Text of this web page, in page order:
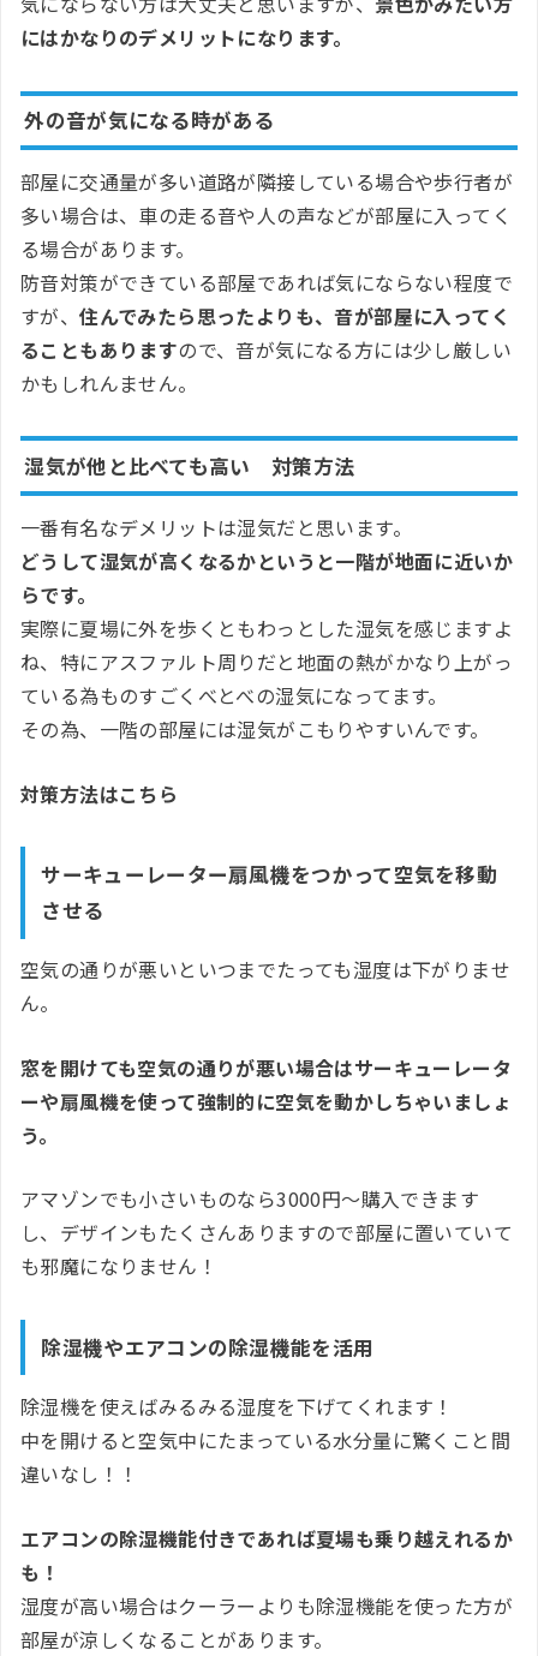
にはかなりのデメリットになります。
外の音が気になる時がある
部屋に交通量が多い道路が隣接している場合や歩行者が
多い場合は、車の走る音や人の声などが部屋に入ってく
る場合があります。
防音対策ができている部屋であれば気にならない程度で
すが、住んでみたら思ったよりも、音が部屋に入ってく
ることもありますので、音が気になる方には少し厳しい
かもしれんません。
湿気が他と比べても高い 対策方法
一番有名なデメリットは湿気だと思います。
どうして湿気が高くなるかというと一階が地面に近いか
らです。
実際に夏場に外を歩くともわっとした湿気を感じますよ
ね、特にアスファルト周りだと地面の熱がかなり上がっ
ている為ものすごくべとべの湿気になってます。
その為、一階の部屋には湿気がこもりやすいんです。
対策方法はこちら
サーキューレーター扇風機をつかって空気を移動
させる
空気の通りが悪いといつまでたっても湿度は下がりませ
ん。
窓を開けても空気の通りが悪い場合はサーキューレータ
ーや扇風機を使って強制的に空気を動かしちゃいましょ
う。
アマゾンでも小さいものなら3000円～購入できます
し、デザインもたくさんありますので部屋に置いていて
も邪魔になりません！
除湿機やエアコンの除湿機能を活用
除湿機を使えばみるみる湿度を下げてくれます！
中を開けると空気中にたまっている水分量に驚くこと間
違いなし！！
エアコンの除湿機能付きであれば夏場も乗り越えれるか
も！
湿度が高い場合はクーラーよりも除湿機能を使った方が
部屋が涼しくなることがあります。